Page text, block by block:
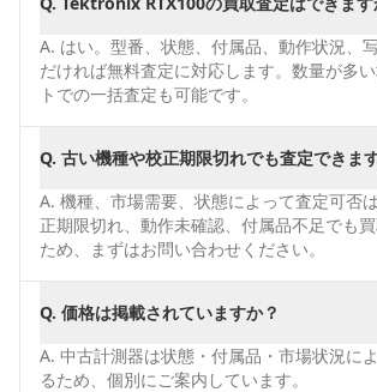
A. はい。型番、状態、付属品、動作状況、
だければ無料査定に対応します。数量が多
トでの一括査定も可能です。
Q. 古い機種や校正期限切れでも査定できま
A. 機種、市場需要、状態によって査定可否
正期限切れ、動作未確認、付属品不足でも
ため、まずはお問い合わせください。
Q. 価格は掲載されていますか？
A. 中古計測器は状態・付属品・市場状況に
るため、個別にご案内しています。